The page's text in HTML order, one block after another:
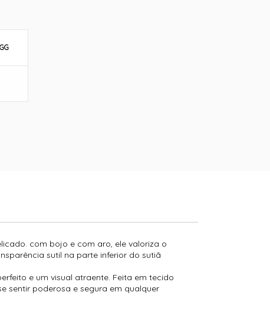
GG
com bojo e com aro, ele valoriza o
sutil na parte inferior do sutiã
e um visual atraente. Feita em tecido
sentir poderosa e segura em qualquer